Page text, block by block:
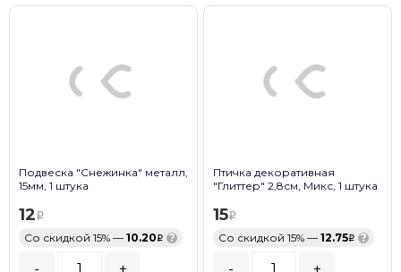
Подвеска "Снежинка" металл,
15мм, 1 штука
12
Со скидкой 15% — 10.20 ?
Птичка декоративная
"Глиттер" 2,8см, Микс, 1 штука
15
Со скидкой 15% — 12.75 ?